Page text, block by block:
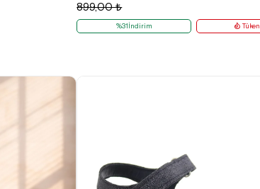
899,00 ₺
%31İndirim